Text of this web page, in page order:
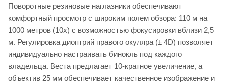
Поворотные резиновые наглазники обеспечивают
комфортный просмотр с широким полем обзора: 110 м на
1000 метров (10x) с возможностью фокусировки вблизи 2,5
м. Регулировка диоптрий правого окуляра (± 4D) позволяет
индивидуально настраивать бинокль под каждого
владельца. Веста предлагает 10-кратное увеличение, а
объектив 25 мм обеспечивает качественное изображение и